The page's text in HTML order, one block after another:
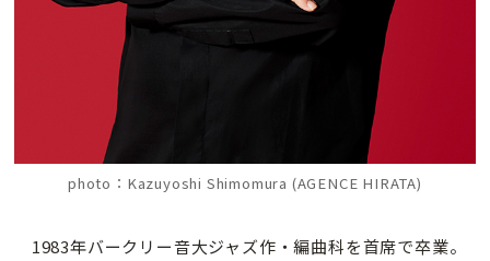
photo：Kazuyoshi Shimomura (AGENCE HIRATA)
1983年バークリー音大ジャズ作・編曲科を首席で卒業。